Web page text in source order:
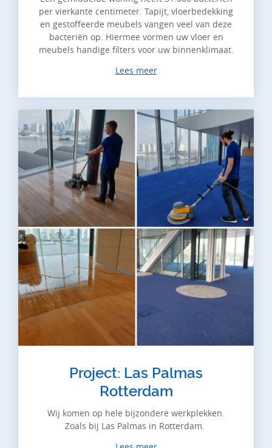
per vierkante centimeter. Tapijt, vloerbedekking
en gestoffeerde meubels vangen veel van deze
bacteriën op. Hiermee vormen uw vloer en
meubels handige filters voor uw binnenklimaat.
Lees meer
Project: Las Palmas
Rotterdam
Wij komen op hele bijzondere werkplekken.
Zoals bij Las Palmas in Rotterdam.